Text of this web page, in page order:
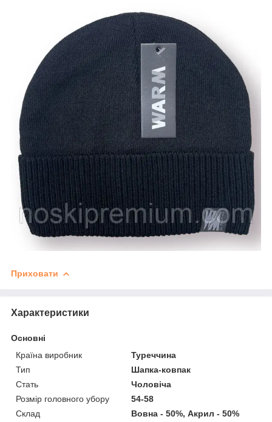
Приховати
Характеристики
Основні
Країна виробник
Туреччина
Тип
Шапка-ковпак
Стать
Чоловіча
Розмір головного убору
54-58
Склад
Вовна - 50%, Акрил - 50%